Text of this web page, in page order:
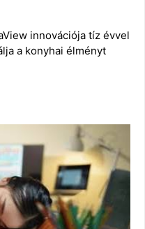
innovációja tíz évvel
a konyhai élményt